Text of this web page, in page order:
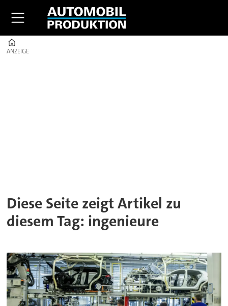
ANZEIGE
ANZEIGE
Diese Seite zeigt Artikel zu
diesem Tag: ingenieure